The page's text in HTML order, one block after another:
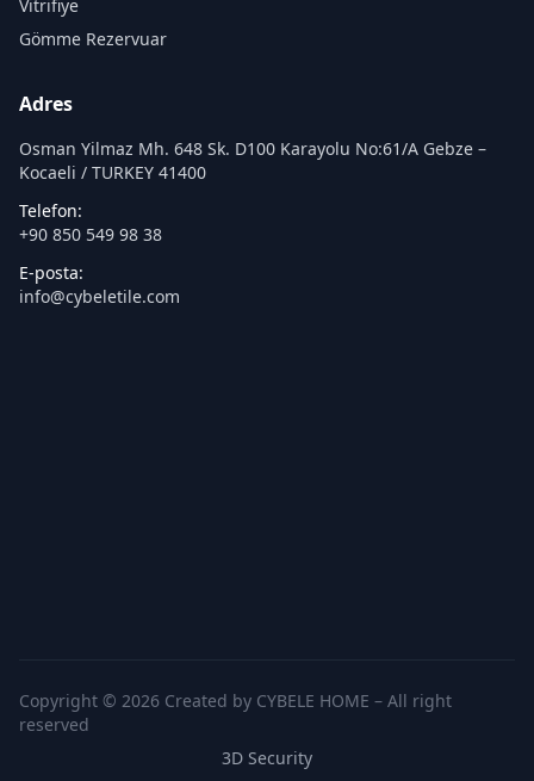
Vitrifiye
Gömme Rezervuar
Adres
Osman Yilmaz Mh. 648 Sk. D100 Karayolu No:61/A Gebze –
Kocaeli / TURKEY 41400
Telefon:
+90 850 549 98 38
E-posta:
info@cybeletile.com
Copyright © 2026 Created by CYBELE HOME – All right
reserved
3D Security